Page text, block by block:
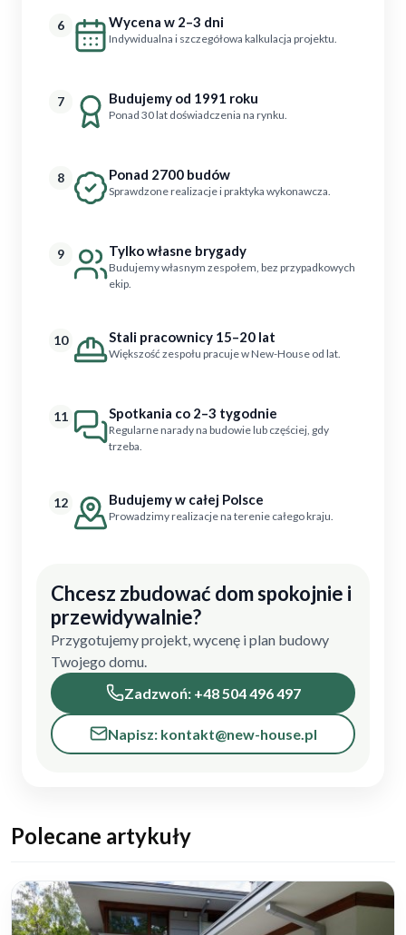
6 Wycena w 2–3 dni
Indywidualna i szczegółowa kalkulacja projektu.
7 Budujemy od 1991 roku
Ponad 30 lat doświadczenia na rynku.
8 Ponad 2700 budów
Sprawdzone realizacje i praktyka wykonawcza.
9 Tylko własne brygady
Budujemy własnym zespołem, bez przypadkowych
ekip.
10 Stali pracownicy 15–20 lat
Większość zespołu pracuje w New-House od lat.
11 Spotkania co 2–3 tygodnie
Regularne narady na budowie lub częściej, gdy
trzeba.
12 Budujemy w całej Polsce
Prowadzimy realizacje na terenie całego kraju.
Chcesz zbudować dom spokojnie i
przewidywalnie?
Przygotujemy projekt, wycenę i plan budowy
Twojego domu.
Zadzwoń: +48 504 496 497
Napisz: kontakt@new-house.pl
Polecane artykuły